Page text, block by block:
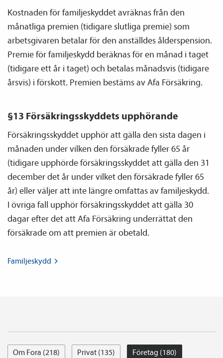
Kostnaden för familje­skyddet avräknas från den
månatliga premien (tidigare slutliga premie) som
arbetsgivaren betalar för den anställdes ålders­pension.
Premie för familje­skydd beräknas för en månad i taget
(tidigare ett år i taget) och betalas månadsvis (tidigare
årsvis) i förskott. Premien bestäms av Afa Försäkring.
§13 Försäkringsskyddets upphörande
Försäkringsskyddet upphör att gälla den sista dagen i
månaden under vilken den försäkrade fyller 65 år
(tidigare upphörde försäkringsskyddet att gälla den 31
december det år under vilket den försäkrade fyller 65
år) eller väljer att inte längre omfattas av familje­skydd.
I övriga fall upphör försäkringsskyddet att gälla 30
dagar efter det att Afa Försäkring underrättat den
försäkrade om att premien är obetald.
Familje­skydd
Om Fora (218) Privat (135)
Företag (180)